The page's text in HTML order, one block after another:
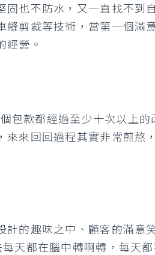
也不防水，又一直找不到
剪裁等技術，當第一個滿
經營。
包款都經過至少十次以上
來回回過程其實非常煎熬
的趣味之中、顧客的滿意
天都在腦中轉啊轉，每天